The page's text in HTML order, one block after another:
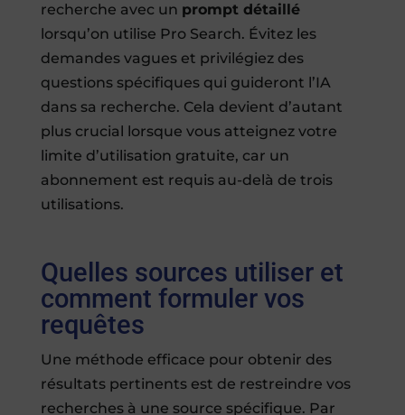
recherche avec un prompt détaillé
lorsqu’on utilise Pro Search. Évitez les
demandes vagues et privilégiez des
questions spécifiques qui guideront l’IA
dans sa recherche. Cela devient d’autant
plus crucial lorsque vous atteignez votre
limite d’utilisation gratuite, car un
abonnement est requis au-delà de trois
utilisations.
Quelles sources utiliser et
comment formuler vos
requêtes
Une méthode efficace pour obtenir des
résultats pertinents est de restreindre vos
recherches à une source spécifique. Par